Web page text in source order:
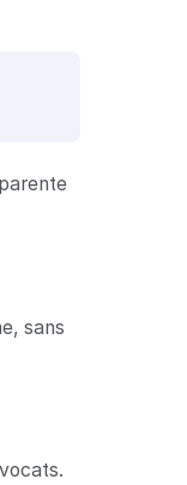
sans